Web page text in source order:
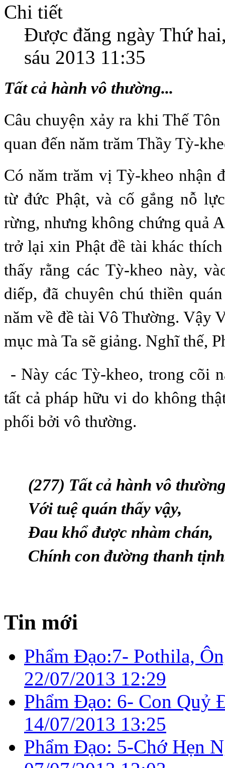
Chi tiết
Được đăng ngày Thứ
sáu 2013 11:35
Tất cả hành vô thường...
Câu chuyện xảy ra khi Thế
quan đến năm trăm Thầy Tỳ-
Có năm trăm vị Tỳ-kheo nhận
từ đức Phật, và cố gắng nỗ
rừng, nhưng không chứng quả
trở lại xin Phật đề tài khác
thấy rằng các Tỳ-kheo này,
diếp, đã chuyên chú thiền
năm về đề tài Vô Thường. Vậy
mục mà Ta sẽ giảng. Nghĩ thế,
- Này các Tỳ-kheo, trong cõi
tất cả pháp hữu vi do không
phối bởi vô thường.
(277) Tất cả hành vô
Với tuệ quán thấy vậy,
Ðau khổ được nhàm chán,
Chính con đường thanh
Tin mới
Phẩm Ðạo:7- Pothila,
22/07/2013 12:29
Phẩm Ðạo: 6- Con Quỷ
14/07/2013 13:25
Phẩm Ðạo: 5-Chớ Hẹn